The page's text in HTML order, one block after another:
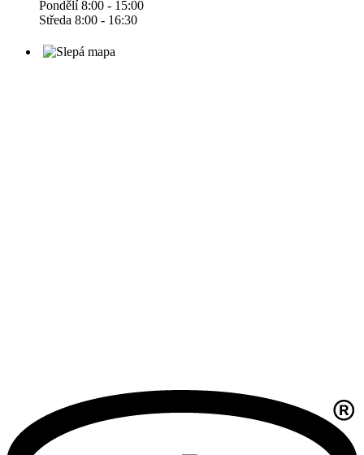
Pondělí 8:00 - 15:00
Středa 8:00 - 16:30